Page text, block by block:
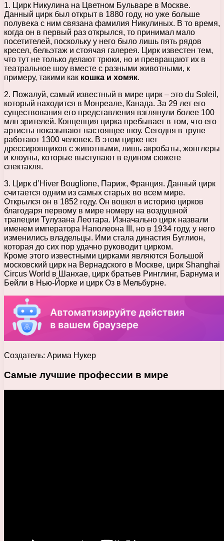
1. Цирк Никулина на Цветном Бульваре в Москве.
Данный цирк был открыт в 1880 году, но уже больше
полувека с ним связана фамилия Никулиных. В то время,
когда он в первый раз открылся, то принимал мало
посетителей, поскольку у него было лишь пять рядов
кресел, бельэтаж и стоячая галерея. Цирк известен тем,
что тут не только делают трюки, но и превращают их в
театральное шоу вместе с разными животными, к
примеру, такими как кошка и хомяк.
2. Пожалуй, самый известный в мире цирк – это du Soleil,
который находится в Монреале, Канада. За 29 лет его
существования его представления взглянули более 100
млн зрителей. Концепция цирка пребывает в том, что его
артисты показывают настоящее шоу. Сегодня в трупе
работают 1300 человек. В этом цирке нет
дрессировщиков с животными, лишь акробаты, жонглеры
и клоуны, которые выступают в едином сюжете
спектакля.
3. Цирк d’Hiver Bouglione, Париж, Франция. Данный цирк
считается одним из самых старых во всем мире.
Открылся он в 1852 году. Он вошел в историю цирков
благодаря первому в мире номеру на воздушной
трапеции Тулузана Леотара. Изначально цирк назвали
именем императора Наполеона ІІІ, но в 1934 году, у него
изменились владельцы. Ими стала династия Буглион,
которая до сих пор удачно руководит цирком.
Кроме этого известными цирками являются Большой
московский цирк на Вернадского в Москве, цирк Shanghai
Circus World в Шанхае, цирк братьев Ринглинг, Барнума и
Бейли в Нью-Йорке и цирк Оз в Мельбурне.
Создатель: Арима Нукер
Самые лучшие профессии в мире